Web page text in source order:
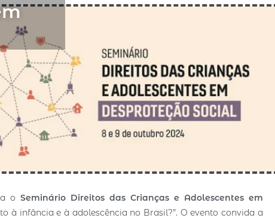
o Seminário Direitos das Crianças e Adolescentes em
à infância e à adolescência no Brasil?”. O evento convida a